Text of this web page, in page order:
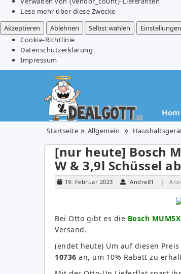
Lese mehr über diese Zwecke
Akzeptieren
Ablehnen Selbst wählen
Cookie-Richtlinie
Datenschutzerklärung
Impressum
Startseite Allgemein
[nur heute] Bosch
W & 3,9l Schüssel
19. Februar 2023 Andre81 |
Bei Otto gibt es die Bosch
Versand.
(endet heute) Um auf diesen
10736 an, um 10% Rabatt zu